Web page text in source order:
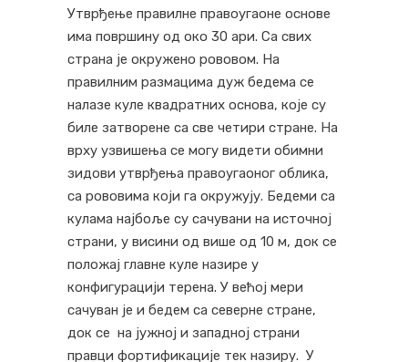
Утврђење правилне правоугаоне основе
има површину од око 30 ари. Са свих
страна је окружено рововом. На
правилним размацима дуж бедема се
налазе куле квадратних основа, које су
биле затворене са све четири стране. На
врху узвишења се могу видети обимни
зидови утврђења правоугаоног облика,
са рововима који га окружују. Бедеми са
кулама најбоље су сачувани на источној
страни, у висини од више од 10 м, док се
положај главне куле назире у
конфигурацији терена. У већој мери
сачуван је и бедем са северне стране,
док се на јужној и западној страни
правци фортификације тек назиру. У